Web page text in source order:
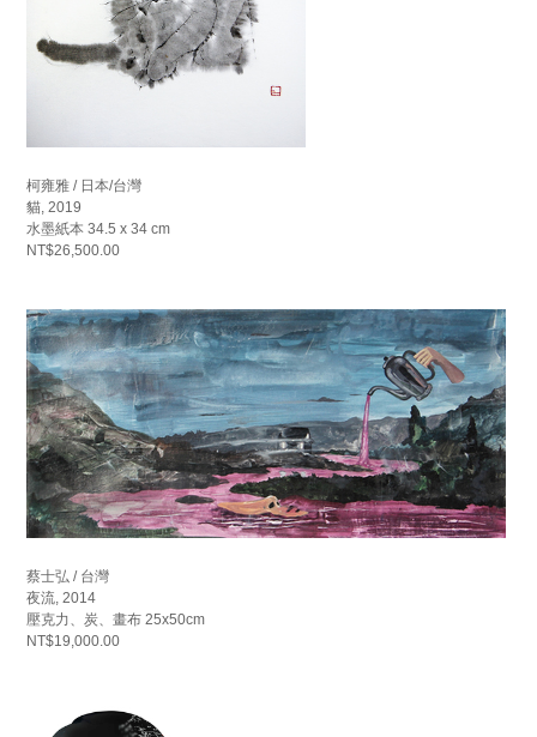
柯雍雅 / 日本/台灣
貓, 2019
水墨紙本 34.5 x 34 cm
NT$26,500.00
蔡士弘 / 台灣
夜流, 2014
壓克力、炭、畫布 25x50cm
NT$19,000.00